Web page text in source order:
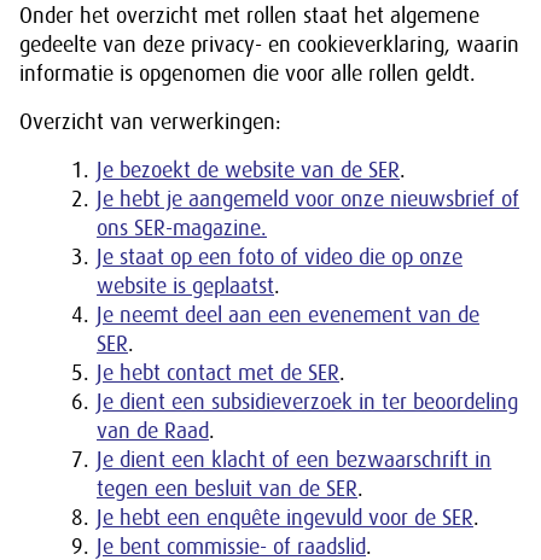
Onder het overzicht met rollen staat het algemene
gedeelte van deze privacy- en cookieverklaring, waarin
informatie is opgenomen die voor alle rollen geldt.
Overzicht van verwerkingen:
Je bezoekt de website van de SER.
Je hebt je aangemeld voor onze nieuwsbrief of
ons SER-magazine.
Je staat op een foto of video die op onze
website is geplaatst.
Je neemt deel aan een evenement van de
SER.
Je hebt contact met de SER.
Je dient een subsidieverzoek in ter beoordeling
van de Raad.
Je dient een klacht of een bezwaarschrift in
tegen een besluit van de SER.
Je hebt een enquête ingevuld voor de SER.
Je bent commissie- of raadslid.